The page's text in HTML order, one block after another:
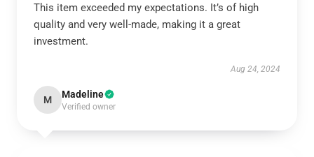
This item exceeded my expectations. It’s of high
quality and very well-made, making it a great
investment.
Aug 24, 2024
M Madeline
Verified owner